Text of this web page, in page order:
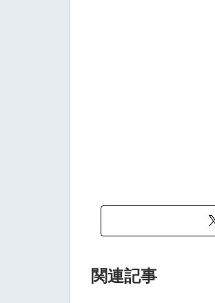
関連記事